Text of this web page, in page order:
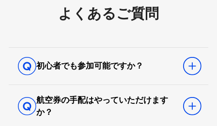
よくあるご質問
初心者でも参加可能ですか？
航空券の手配はやっていただけます
か？